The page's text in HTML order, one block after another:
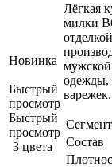
Новинка
Быстрый
просмотр
Быстрый
просмотр
3 цвета
Лёгкая
милки
мужской
одежды,
варежек.
Сегмент
Состав